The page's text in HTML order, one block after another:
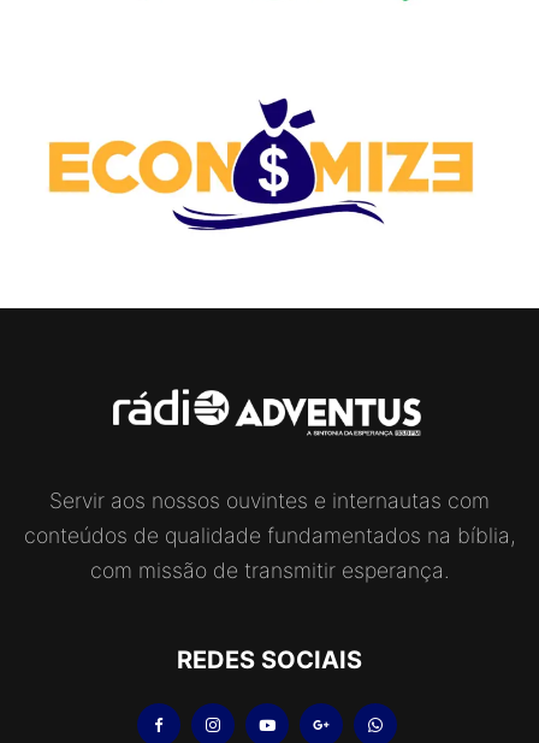
Servir aos nossos ouvintes e internautas com
conteúdos de qualidade fundamentados na bíblia,
com missão de transmitir esperança.
REDES SOCIAIS